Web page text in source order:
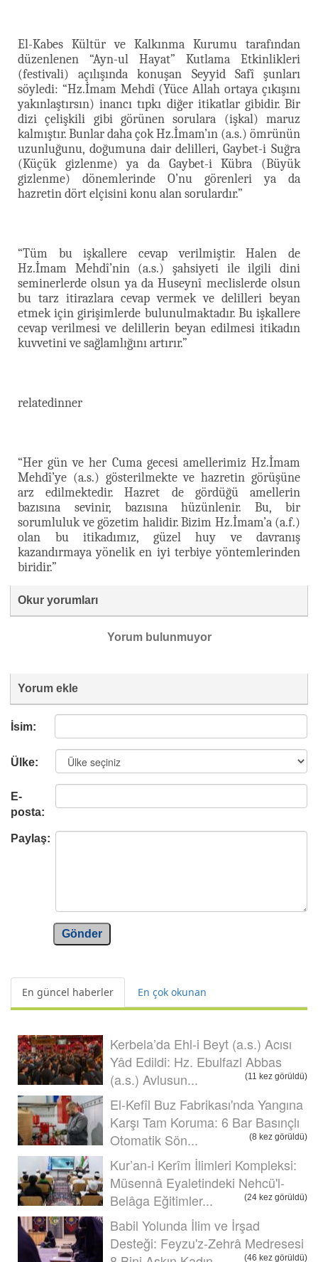
El-Kabes Kültür ve Kalkınma Kurumu tarafından
düzenlenen “Ayn-ul Hayat” Kutlama Etkinlikleri
(festivali) açılışında konuşan Seyyid Safî şunları
söyledi: “Hz.İmam Mehdî (Yüce Allah ortaya çıkışını
yakınlaştırsın) inancı tıpkı diğer itikatlar gibidir. Bir
dizi çelişkili gibi görünen sorulara (işkal) maruz
kalmıştır. Bunlar daha çok Hz.İmam’ın (a.s.) ömrünün
uzunluğunu, doğumuna dair delilleri, Gaybet-i Suğra
(Küçük gizlenme) ya da Gaybet-i Kübra (Büyük
gizlenme) dönemlerinde O’nu görenleri ya da
hazretin dört elçisini konu alan sorulardır.”
“Tüm bu işkallere cevap verilmiştir. Halen de
Hz.İmam Mehdî’nin (a.s.) şahsiyeti ile ilgili dini
seminerlerde olsun ya da Huseynî meclislerde olsun
bu tarz itirazlara cevap vermek ve delilleri beyan
etmek için girişimlerde bulunulmaktadır. Bu işkallere
cevap verilmesi ve delillerin beyan edilmesi itikadın
kuvvetini ve sağlamlığını artırır.”
relatedinner
“Her gün ve her Cuma gecesi amellerimiz Hz.İmam
Mehdî’ye (a.s.) gösterilmekte ve hazretin görüşüne
arz edilmektedir. Hazret de gördüğü amellerin
bazısına sevinir, bazısına hüzünlenir. Bu, bir
sorumluluk ve gözetim halidir. Bizim Hz.İmam’a (a.f.)
olan bu itikadımız, güzel huy ve davranış
kazandırmaya yönelik en iyi terbiye yöntemlerinden
biridir.”
Okur yorumları
Yorum bulunmuyor
Yorum ekle
İsim:
Ülke:
E-
posta:
Paylaş:
Gönder
En güncel haberler En çok okunan
Kerbela’da Ehl-i Beyt (a.s.) Acısı
Yâd Edildi: Hz. Ebulfazl Abbas
(a.s.) Avlusun...
(11 kez görüldü)
El-Kefîl Buz Fabrikası'nda Yangına
Karşı Tam Koruma: 6 Bar Basınçlı
Otomatik Sön...
(8 kez görüldü)
Kur’an-i Kerîm İlimleri Kompleksi:
Müsennâ Eyaletindeki Nehcü'l-
Belâga Eğitimler...
(24 kez görüldü)
Babil Yolunda İlim ve İrşad
Desteği: Feyzu'z-Zehrâ Medresesi
(46 kez görüldü)